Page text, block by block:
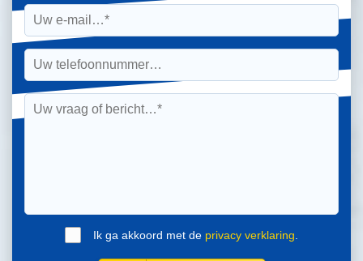
Ik ga akkoord met de privacy verklaring